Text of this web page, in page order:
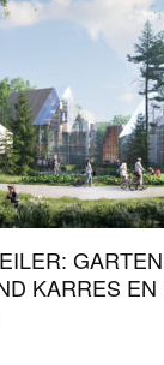
KARRES EN